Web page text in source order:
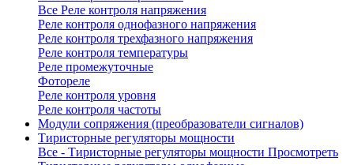
Все Реле контроля напряжения
Реле контроля однофазного напряжения
Реле контроля трехфазного напряжения
Реле контроля температуры
Реле промежуточные
Фотореле
Реле контроля уровня
Реле контроля частоты
Модули сопряжения (преобразователи сигналов)
Тиристорные регуляторы мощности
Все - Тиристорные регуляторы мощности Просмотреть